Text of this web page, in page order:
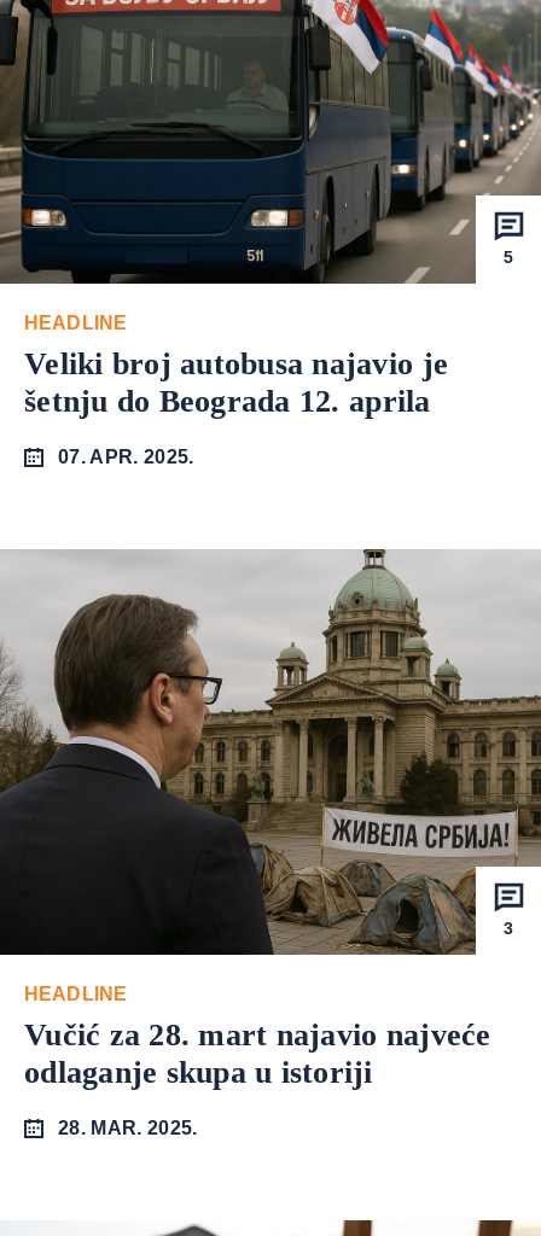
5
HEADLINE
Veliki broj autobusa najavio je
šetnju do Beograda 12. aprila
07. APR. 2025.
3
HEADLINE
Vučić za 28. mart najavio najveće
odlaganje skupa u istoriji
28. MAR. 2025.